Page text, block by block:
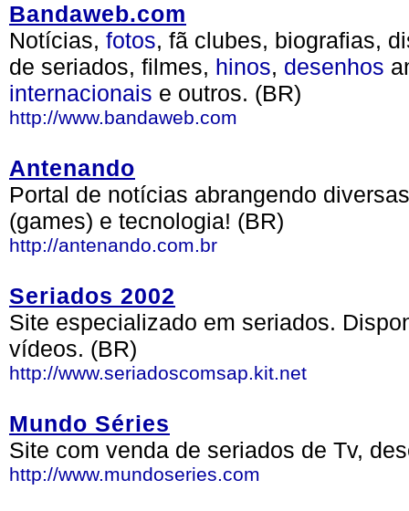
Bandaweb.com
Notícias, fotos, fã clubes, biografias,
de seriados, filmes, hinos, desenhos
internacionais e outros. (BR)
http://www.bandaweb.com
Antenando
Portal de notícias abrangendo
(games) e tecnologia! (BR)
http://antenando.com.br
Seriados 2002
Site especializado em seriados.
vídeos. (BR)
http://www.seriadoscomsap.kit.net
Mundo Séries
Site com venda de seriados de Tv,
http://www.mundoseries.com